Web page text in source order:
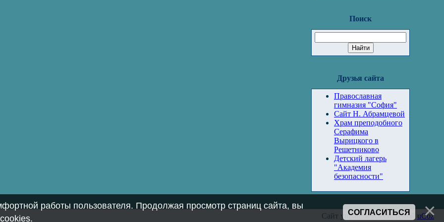
Поиск
Друзья сайта
Православная
гимназия "София"
Сайт Н. Абрамцевой
Храм преподобного
Серафима
Вырицкого в
Решетниково
Детский лагерь
"Академия
безопасности"
Сайт управляется системой uCoz
работы пользователя. Продолжая просмотр страниц сайта, вы
.
СОГЛАСИТЬСЯ